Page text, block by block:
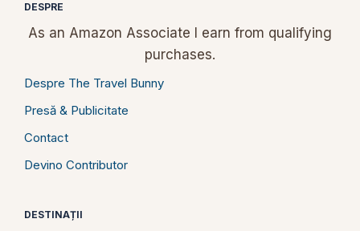
DESPRE
As an Amazon Associate I earn from qualifying
purchases.
Despre The Travel Bunny
Presă & Publicitate
Contact
Devino Contributor
DESTINAȚII